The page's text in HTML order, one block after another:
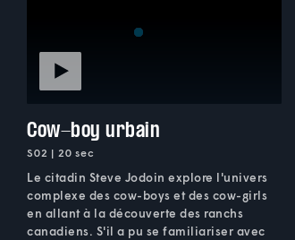
Cow-boy urbain
S02 | 20 sec
Le citadin Steve Jodoin explore l'univers
complexe des cow-boys et des cow-girls
en allant à la découverte des ranchs
canadiens. S'il a pu se familiariser avec